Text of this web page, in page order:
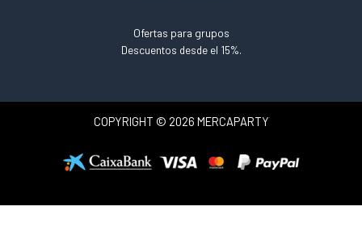
Ofertas para grupos
Descuentos desde el 15%.
COPYRIGHT © 2026 MERCAPARTY